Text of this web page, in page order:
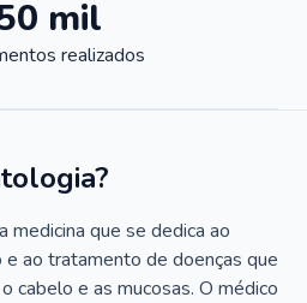
mil
realizados
medicina que se dedica ao
e ao tratamento de doenças que
cabelo e as mucosas. O médico